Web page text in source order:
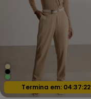
Oferta relâmpago
Termina em: 04:37:20